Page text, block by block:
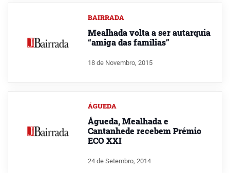
BAIRRADA
Mealhada volta a ser autarquia
“amiga das famílias”
18 de Novembro, 2015
ÁGUEDA
Águeda, Mealhada e
Cantanhede recebem Prémio
ECO XXI
24 de Setembro, 2014